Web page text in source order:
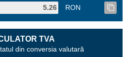
RON
TVA
din conversia valutară